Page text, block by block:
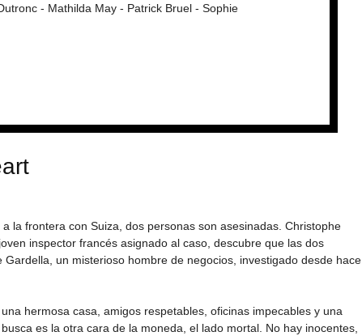
- Mathilda May - Patrick Bruel - Sophie
la frontera con Suiza, dos personas son asesinadas. Christophe
inspector francés asignado al caso, descubre que las dos
un misterioso hombre de negocios, investigado desde hace
hermosa casa, amigos respetables, oficinas impecables y una
es la otra cara de la moneda, el lado mortal. No hay inocentes,